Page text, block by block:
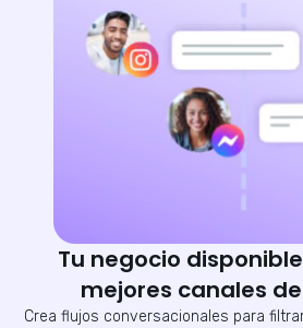
Tu negocio
mejores canales
Crea flujos conversacionales para